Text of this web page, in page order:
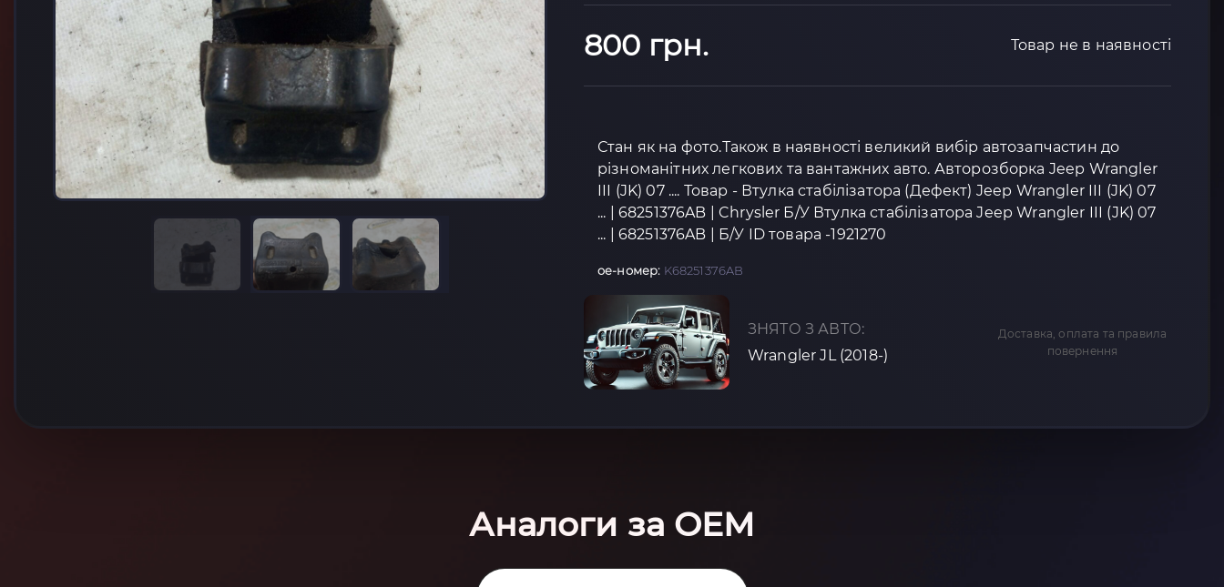
800 грн. Товар не в наявності
Стан як на фото.Також в наявності великий вибір автозапчастин до
різноманітних легкових та вантажних авто. Авторозборка Jeep Wrangler
III (JK) 07 .... Товар - Втулка стабілізатора (Дефект) Jeep Wrangler III (JK) 07
... | 68251376AB | Chrysler Б/У Втулка стабілізатора Jeep Wrangler III (JK) 07
... | 68251376AB | Б/У ID товара -1921270
oe-номер: K68251376AB
ЗНЯТО З АВТО:
Wrangler JL (2018-)
Доставка, оплата та правила
повернення
Аналоги за OEM